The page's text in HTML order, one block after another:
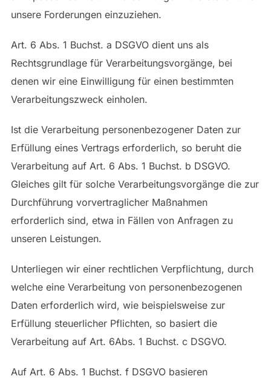
unsere Forderungen einzuziehen.
Art. 6 Abs. 1 Buchst. a DSGVO dient uns als
Rechtsgrundlage für Verarbeitungsvorgänge, bei
denen wir eine Einwilligung für einen bestimmten
Verarbeitungszweck einholen.
Ist die Verarbeitung personenbezogener Daten zur
Erfüllung eines Vertrags erforderlich, so beruht die
Verarbeitung auf Art. 6 Abs. 1 Buchst. b DSGVO.
Gleiches gilt für solche Verarbeitungsvorgänge die zur
Durchführung vorvertraglicher Maßnahmen
erforderlich sind, etwa in Fällen von Anfragen zu
unseren Leistungen.
Unterliegen wir einer rechtlichen Verpflichtung, durch
welche eine Verarbeitung von personenbezogenen
Daten erforderlich wird, wie beispielsweise zur
Erfüllung steuerlicher Pflichten, so basiert die
Verarbeitung auf Art. 6Abs. 1 Buchst. c DSGVO.
Auf Art. 6 Abs. 1 Buchst. f DSGVO basieren